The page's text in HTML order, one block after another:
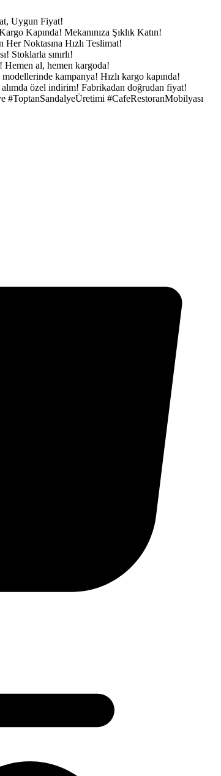
Uygun Fiyat!
Kapında! Mekanınıza Şıklık Katın!
Her Noktasına Hızlı Teslimat!
Stoklarla sınırlı!
Hemen al, hemen kargoda!
modellerinde kampanya! Hızlı kargo kapında!
özel indirim! Fabrikadan doğrudan fiyat!
#ToptanSandalyeÜretimi #CafeRestoranMobilyası